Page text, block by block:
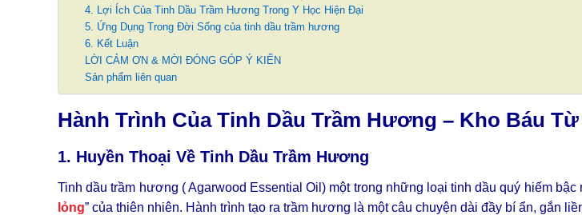
4. Lợi Ích Của Tinh Dầu Trầm Hương Trong Y Học Hiện Đại
5. Ứng Dụng Trong Đời Sống của tinh dầu trầm hương
6. Kết Luận
LỜI CẢM ƠN & MỜI ĐÓNG GÓP Ý KIẾN
Sản phẩm liên quan
Hành Trình Của Tinh Dầu Trầm Hương – Kho Báu
1. Huyền Thoại Về Tinh Dầu Trầm Hương
Tinh dầu trầm hương ( Agarwood Essential Oil) một trong những loại tinh dầu quý hiếm
lỏng” của thiên nhiên. Hành trình tạo ra trầm hương là một câu chuyện dài đầy bí ẩn, gắn